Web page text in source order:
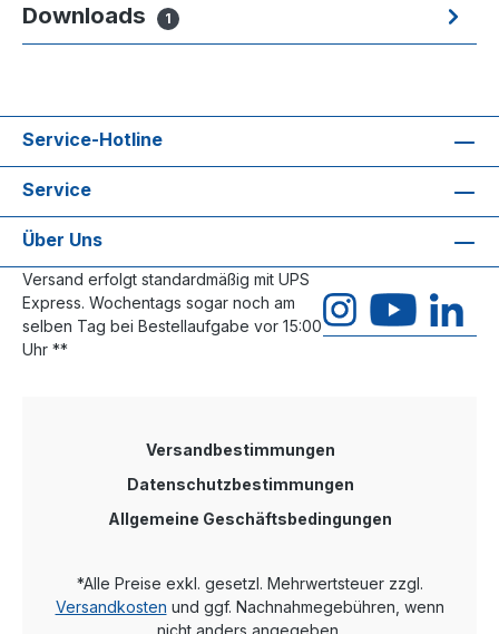
Downloads
1
Service-Hotline
Service
Über Uns
Versand erfolgt standardmäßig mit UPS
Express. Wochentags sogar noch am
selben Tag bei Bestellaufgabe vor 15:00
Uhr **
Versandbestimmungen
Datenschutzbestimmungen
Allgemeine Geschäftsbedingungen
*Alle Preise exkl. gesetzl. Mehrwertsteuer zzgl.
Versandkosten und ggf. Nachnahmegebühren, wenn